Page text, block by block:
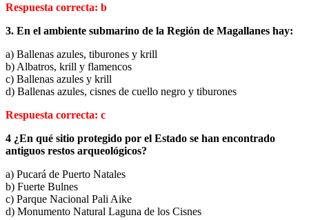
Respuesta correcta: b
3. En el ambiente submarino de la Región de Magallanes hay:
a) Ballenas azules, tiburones y krill
b) Albatros, krill y flamencos
c) Ballenas azules y krill
d) Ballenas azules, cisnes de cuello negro y tiburones
Respuesta correcta: c
4 ¿En qué sitio protegido por el Estado se han encontrado
antiguos restos arqueológicos?
a) Pucará de Puerto Natales
b) Fuerte Bulnes
c) Parque Nacional Pali Aike
d) Monumento Natural Laguna de los Cisnes